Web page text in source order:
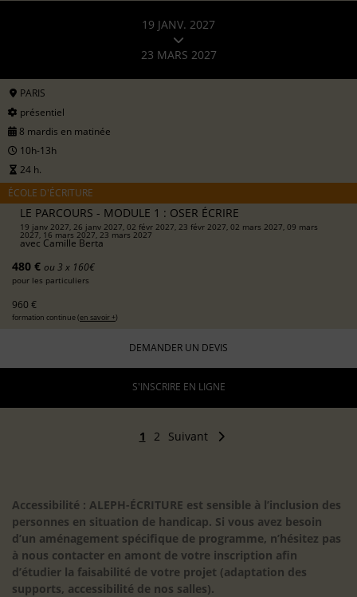
19 JANV. 2027
23 MARS 2027
PARIS
présentiel
8 mardis en matinée
10h-13h
24 h.
ÉCOLE D'ÉCRITURE
LE PARCOURS - MODULE 1 : OSER ÉCRIRE
19 janv 2027, 26 janv 2027, 02 févr 2027, 23 févr 2027, 02 mars 2027, 09 mars
2027, 16 mars 2027, 23 mars 2027
avec Camille Berta
480 € ou 3 x 160€
pour les particuliers
960 €
formation continue (en savoir +)
DEMANDER UN DEVIS
S'INSCRIRE EN LIGNE
1 2 Suivant
Accessibilité : ALEPH-ÉCRITURE est sensible à l’inclusion des
personnes en situation de handicap. Si vous avez besoin
d’un aménagement spécifique de programme, n’hésitez pas
à nous contacter en amont de votre inscription afin
d’étudier la faisabilité de votre projet (adaptation des
supports, accessibilité de nos salles).